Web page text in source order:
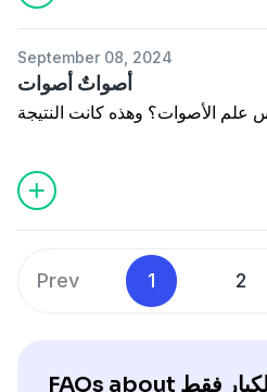
September 08, 2024
أصواتٌ أصوات
Prev 1 2